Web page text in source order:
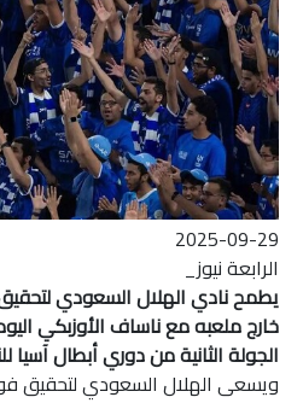
2025-09-29
الرابعة نيوز_
يطمح نادي الهلال السعودي لتحقيق
خارج ملعبه مع ناساف الأوزبكي
الجولة الثانية من دوري أبطال آسيا
ويسعى الهلال السعودي لتحقيق